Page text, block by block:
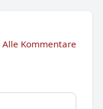
Alle Kommentare